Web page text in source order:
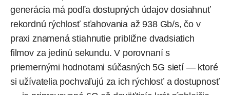
generácia má podľa dostupných údajov dosiahnuť
rekordnú rýchlosť sťahovania až 938 Gb/s, čo v
praxi znamená stiahnutie približne dvadsiatich
filmov za jedinú sekundu. V porovnaní s
priemernými hodnotami súčasných 5G sietí — ktoré
si užívatelia pochvaľujú za ich rýchlosť a dostupnosť